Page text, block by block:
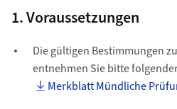
1. Voraussetzungen
Die gültigen Bestimmungen
entnehmen Sie bitte
Merkblatt Mündliche